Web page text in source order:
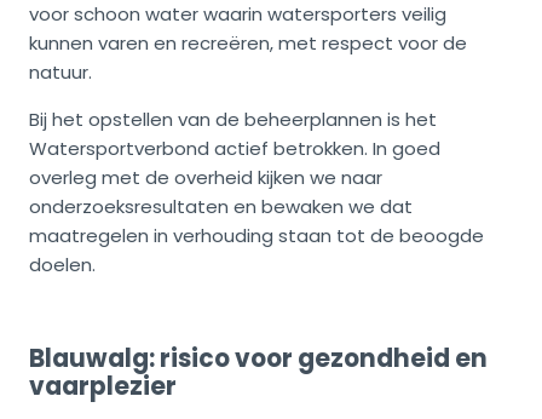
voor schoon water waarin watersporters veilig
kunnen varen en recreëren, met respect voor de
natuur.
Bij het opstellen van de beheerplannen is het
Watersportverbond actief betrokken. In goed
overleg met de overheid kijken we naar
onderzoeksresultaten en bewaken we dat
maatregelen in verhouding staan tot de beoogde
doelen.
Blauwalg: risico voor gezondheid en
vaarplezier